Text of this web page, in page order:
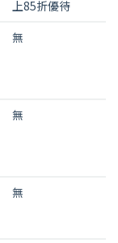
上85折優待
無
無
無